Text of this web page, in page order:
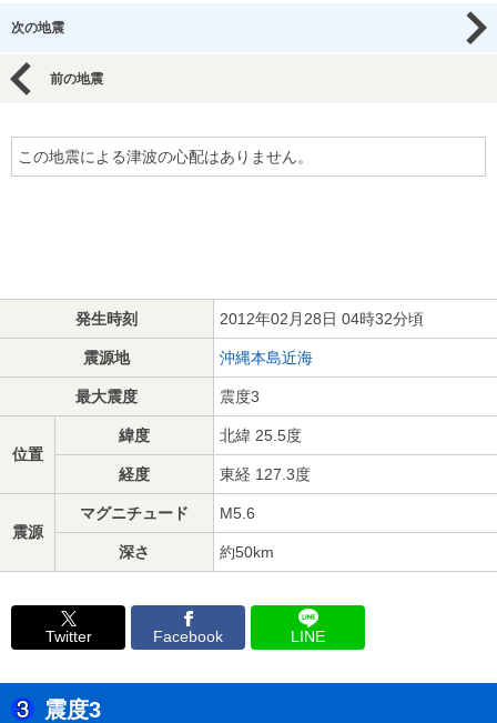
次の地震
前の地震
この地震による津波の心配はありません。
発生時刻 2012年02月28日 04時32分頃
震源地 沖縄本島近海
最大震度 震度3
位置
緯度 北緯 25.5度
経度 東経 127.3度
震源
マグニチュード M5.6
深さ 約50km
Twitter Facebook LINE
震度3